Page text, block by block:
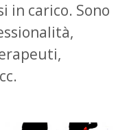
in carico. Sono